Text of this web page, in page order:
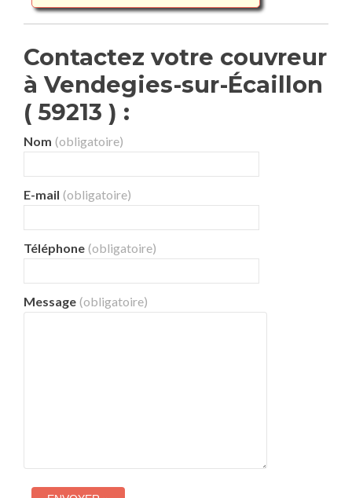
Contactez votre couvreur
à Vendegies-sur-Écaillon
( 59213 ) :
Nom (obligatoire)
E-mail (obligatoire)
Téléphone (obligatoire)
Message (obligatoire)